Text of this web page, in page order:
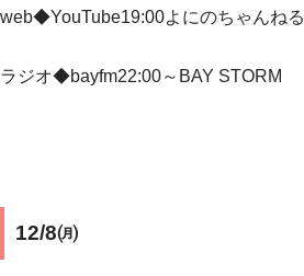
web◆YouTube19:00よにのちゃんねる
ラジオ◆bayfm22:00～BAY STORM
12/8㈪